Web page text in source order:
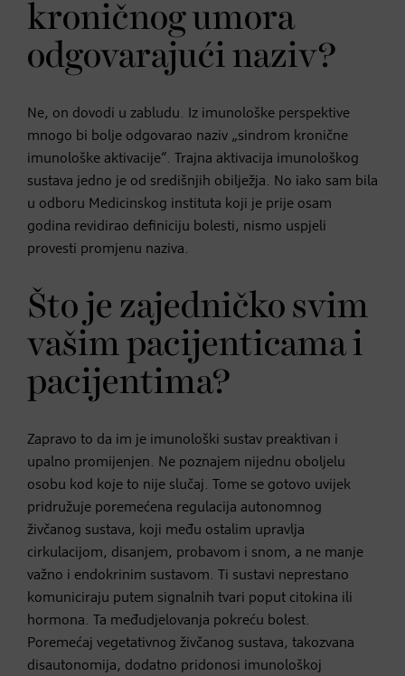
kroničnog umora
odgovarajući naziv?
Ne, on dovodi u zabludu. Iz imunološke perspektive
mnogo bi bolje odgovarao naziv „sindrom kronične
imunološke aktivacije“. Trajna aktivacija imunološkog
sustava jedno je od središnjih obilježja. No iako sam bila
u odboru Medicinskog instituta koji je prije osam
godina revidirao definiciju bolesti, nismo uspjeli
provesti promjenu naziva.
Što je zajedničko svim
vašim pacijenticama i
pacijentima?
Zapravo to da im je imunološki sustav preaktivan i
upalno promijenjen. Ne poznajem nijednu oboljelu
osobu kod koje to nije slučaj. Tome se gotovo uvijek
pridružuje poremećena regulacija autonomnog
živčanog sustava, koji među ostalim upravlja
cirkulacijom, disanjem, probavom i snom, a ne manje
važno i endokrinim sustavom. Ti sustavi neprestano
komuniciraju putem signalnih tvari poput citokina ili
hormona. Ta međudjelovanja pokreću bolest.
Poremećaj vegetativnog živčanog sustava, takozvana
disautonomija, dodatno pridonosi imunološkoj